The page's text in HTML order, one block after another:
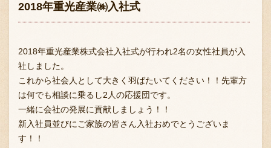
味千の取り組み
お問い合わせ
2018年重光産業㈱入社式
2018年重光産業株式会社入社式が行われ2名の女性社員が入
社しました。
これから社会人として大きく羽ばたいてください！！先輩方
は何でも相談に乗るし2人の応援団です。
一緒に会社の発展に貢献しましょう！！
新入社員並びにご家族の皆さん入社おめでとうございま
す！！